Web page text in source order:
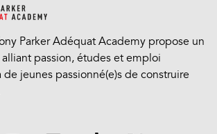
Parker Adéquat Academy propose un
passion, études et emploi
jeunes passionné(e)s de construire